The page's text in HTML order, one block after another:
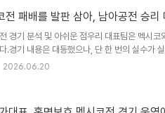
이러한 전술이 어떤 스트라이커라도 견디기
향후 전망안정환은 손흥민이 희생양 스트라이
전 패배를 발판 삼아, 남아공전 승리
경기 분석 및 아쉬운 점우리 대표팀은 멕시
.경기 내용은 대등했으나, 단 한 번의 실수가
.공격의 날카로움이 부족하여 유효 슈팅이 단
2026.06.20